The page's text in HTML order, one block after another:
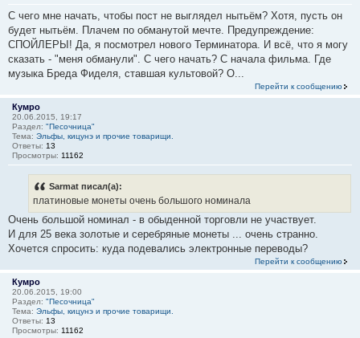
С чего мне начать, чтобы пост не выглядел нытьём? Хотя, пусть он
будет нытьём. Плачем по обманутой мечте. Предупреждение:
СПОЙЛЕРЫ! Да, я посмотрел нового Терминатора. И всё, что я могу
сказать - "меня обманули". С чего начать? С начала фильма. Где
музыка Бреда Фиделя, ставшая культовой? О...
Перейти к сообщению
Кумро
20.06.2015, 19:17
Раздел: "Песочница"
Тема: Эльфы, кицунэ и прочие товарищи.
Ответы: 13
Просмотры: 11162
Sarmat писал(а):
платиновые монеты очень большого номинала
Очень большой номинал - в обыденной торговли не участвует.
И для 25 века золотые и серебряные монеты ... очень странно.
Хочется спросить: куда подевались электронные переводы?
Перейти к сообщению
Кумро
20.06.2015, 19:00
Раздел: "Песочница"
Тема: Эльфы, кицунэ и прочие товарищи.
Ответы: 13
Просмотры: 11162